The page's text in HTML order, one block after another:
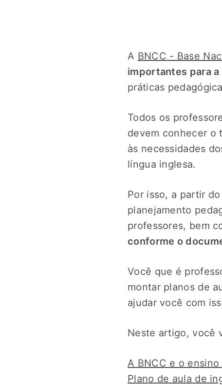
A BNCC - Base
importantes para a
práticas
Todos os
devem conhecer o
às necessidades
língua inglesa.
Por isso, a partir
planejamento
professores, bem
conforme o
Você que é
montar planos de
ajudar você com
Neste artigo, você
A BNCC e o
Plano de aula de